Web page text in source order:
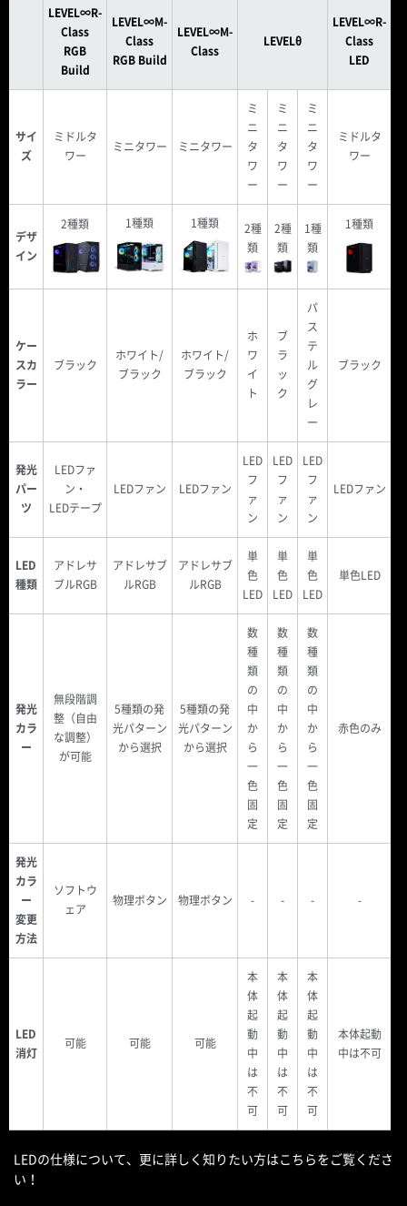
LEVEL∞R-
Class
RGB
Build
LEVEL∞M-
Class
RGB Build
LEVEL∞M-
Class
LEVELθ
LEVEL∞R-
Class
LED
サイ
ズ
ミドルタ
ワー
ミニタワー ミニタワー
ミ
ニ
タ
ワ
ー
ミ
ニ
タ
ワ
ー
ミ
ニ
タ
ワ
ー
ミドルタ
ワー
デザ
イン
2種類 1種類 1種類
2種
類
2種
類
1種
類
1種類
ケー
スカ
ラー
ブラック
ホワイト/
ブラック
ホワイト/
ブラック
ホ
ワ
イ
ト
ブ
ラ
ッ
ク
パ
ス
テ
ル
グ
レ
ー
ブラック
発光
パー
ツ
LEDファ
ン・
LEDテープ
LEDファン LEDファン
LED
フ
ァ
ン
LED
フ
ァ
ン
LED
フ
ァ
ン
LEDファン
LED
種類
アドレサ
ブルRGB
アドレサブ
ルRGB
アドレサブ
ルRGB
単
色
LED
単
色
LED
単
色
LED
単色LED
発光
カラ
ー
無段階調
整（自由
な調整）
が可能
5種類の発
光パターン
から選択
5種類の発
光パターン
から選択
数
種
類
の
中
か
ら
一
色
固
定
数
種
類
の
中
か
ら
一
色
固
定
数
種
類
の
中
か
ら
一
色
固
定
赤色のみ
発光
カラ
ー
変更
方法
ソフトウ
ェア
物理ボタン 物理ボタン - - - -
LED
消灯
可能 可能 可能
本
体
起
動
中
は
不
可
本
体
起
動
中
は
不
可
本
体
起
動
中
は
不
可
本体起動
中は不可
LEDの仕様について、更に詳しく知りたい方はこちらをご覧くださ
い！